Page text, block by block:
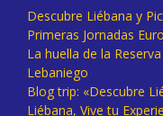
Descubre Liébana y
Primeras Jornadas
La huella de la
Lebaniego
Blog trip: «Descubre
Liébana, Vive tu